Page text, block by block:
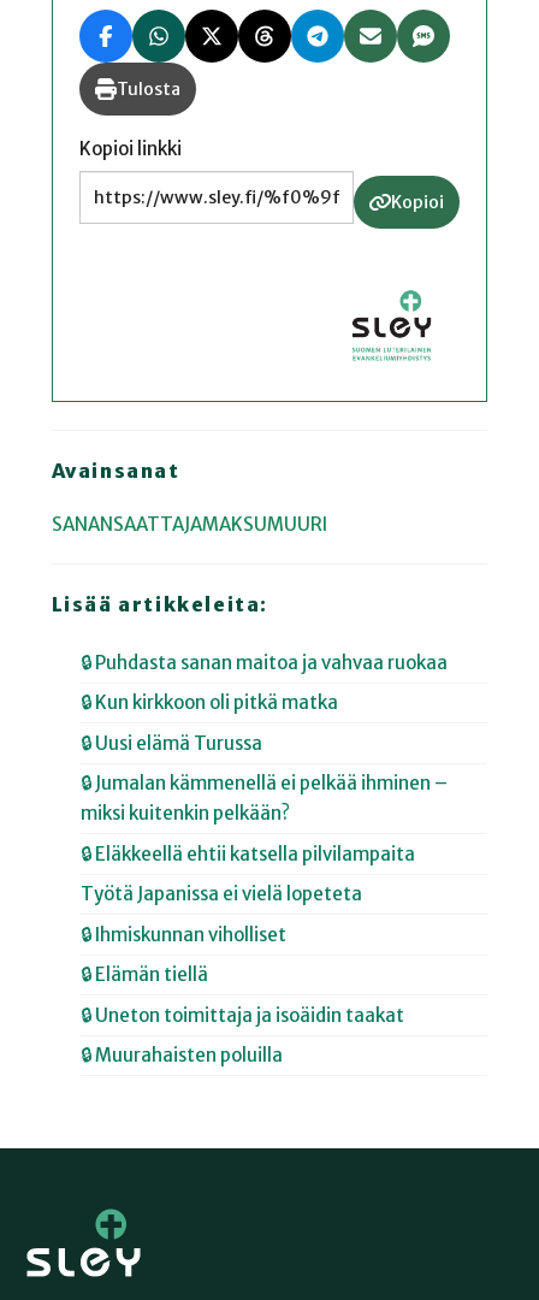
Tulosta
Kopioi linkki
Kopioi
Avainsanat
SANANSAATTAJAMAKSUMUURI
Lisää artikkeleita:
🔒 Puhdasta sanan maitoa ja vahvaa ruokaa
🔒 Kun kirkkoon oli pitkä matka
🔒 Uusi elämä Turussa
🔒 Jumalan kämmenellä ei pelkää ihminen –
miksi kuitenkin pelkään?
🔒 Eläkkeellä ehtii katsella pilvilampaita
Työtä Japanissa ei vielä lopeteta
🔒 Ihmiskunnan viholliset
🔒 Elämän tiellä
🔒 Uneton toimittaja ja isoäidin taakat
🔒 Muurahaisten poluilla